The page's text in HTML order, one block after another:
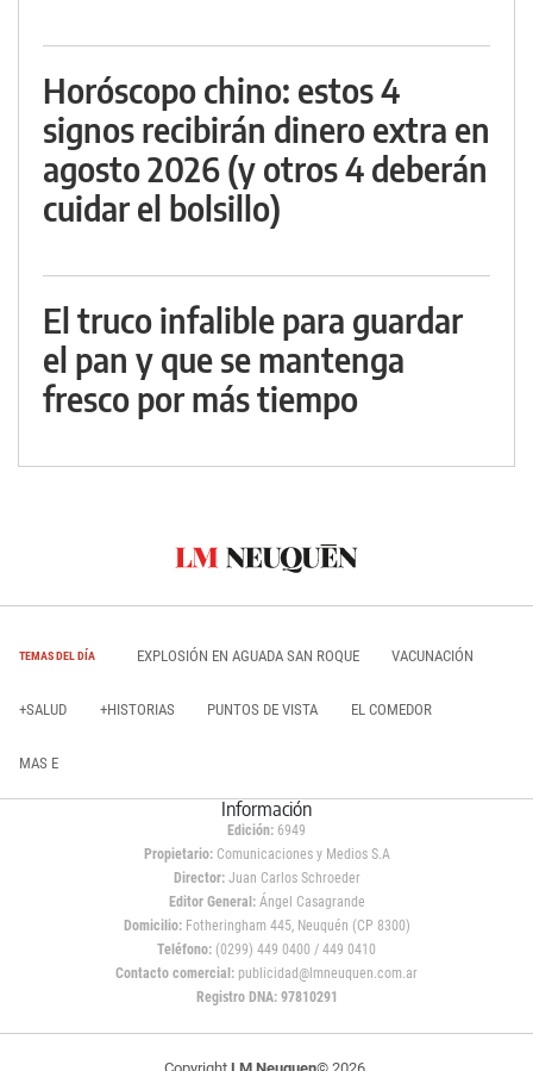
Horóscopo chino: estos 4
signos recibirán dinero extra en
agosto 2026 (y otros 4 deberán
cuidar el bolsillo)
El truco infalible para guardar
el pan y que se mantenga
fresco por más tiempo
TEMAS DEL DÍA EXPLOSIÓN EN AGUADA SAN ROQUE VACUNACIÓN
+SALUD +HISTORIAS PUNTOS DE VISTA EL COMEDOR
MAS E
Información
Edición: 6949
Propietario:Comunicaciones y Medios S.A
Director: Juan Carlos Schroeder
Editor General:Ángel Casagrande
Domicilio:Fotheringham 445, Neuquén (CP 8300)
Teléfono: (0299) 449 0400 / 449 0410
Contacto comercial: publicidad@lmneuquen.com.ar
Registro DNA: 97810291